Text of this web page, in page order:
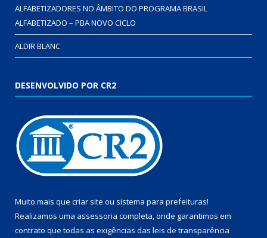
ALFABETIZADORES NO ÂMBITO DO PROGRAMA BRASIL
ALFABETIZADO – PBA NOVO CICLO
ALDIR BLANC
DESENVOLVIDO POR CR2
Muito mais que criar site ou sistema para prefeituras!
Realizamos uma assessoria completa, onde garantimos em
contrato que todas as exigências das leis de transparência